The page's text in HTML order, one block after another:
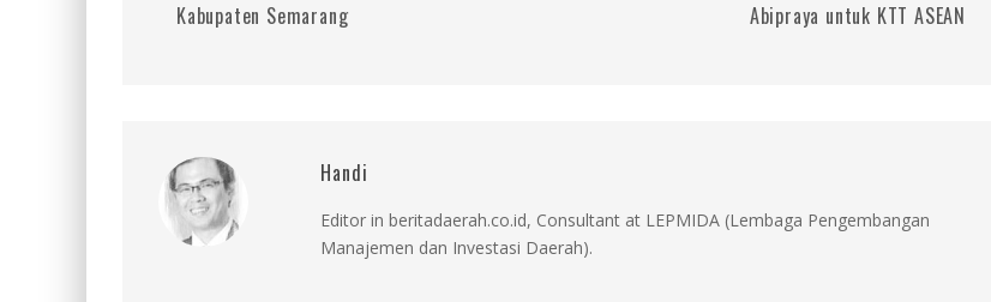
Kabupaten Semarang
Abipraya untuk KTT ASEAN
Handi
Editor in beritadaerah.co.id, Consultant at LEPMIDA (Lembaga Pengembangan
Manajemen dan Investasi Daerah).